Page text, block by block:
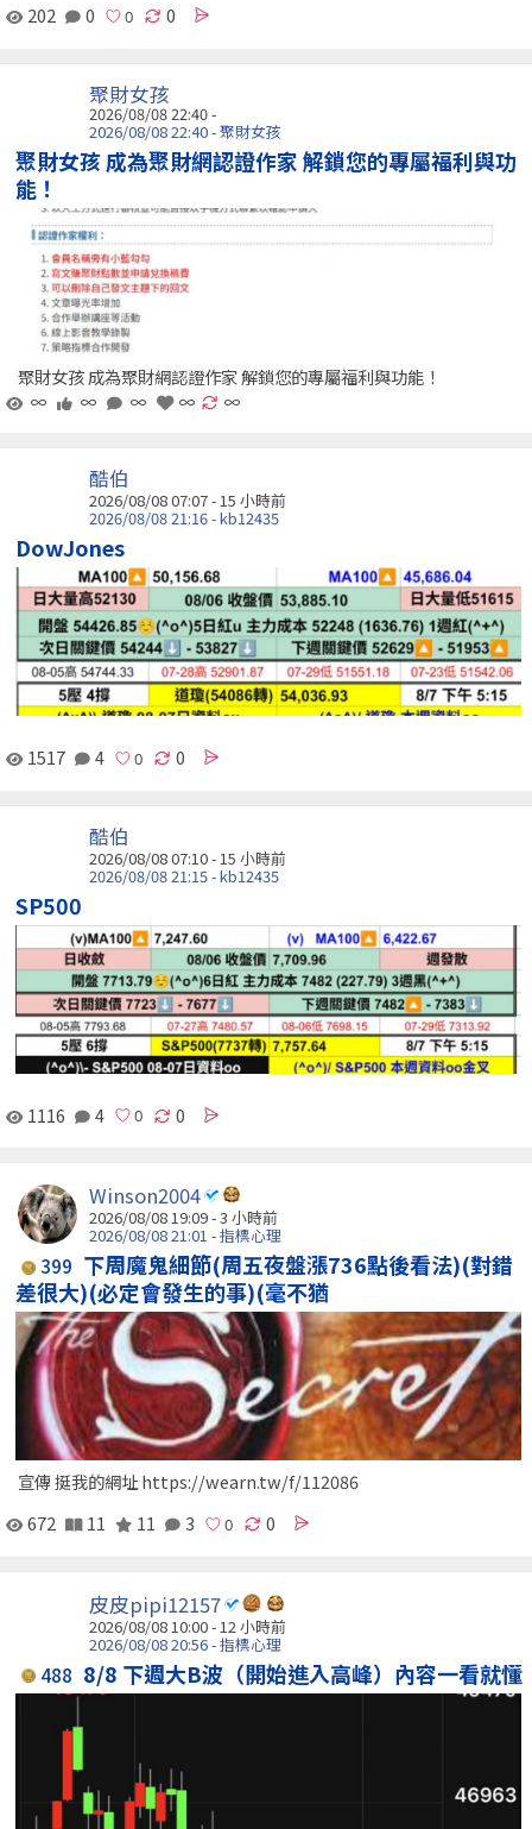
202
0 0
聚財女孩
2026/08/08 22:40 -
2026/08/08 22:40 - 聚財女孩
聚財女孩 成為聚財網認證作家 解鎖您的專屬福利與功
能！
聚財女孩 成為聚財網認證作家 解鎖您的專屬福利與功能！
∞
∞ ∞ ∞ ∞
酷伯
2026/08/08 07:07 -15 小時前
2026/08/08 21:16 - kb12435
DowJones
1517 4 0
酷伯
2026/08/08 07:10 -15 小時前
2026/08/08 21:15 - kb12435
SP500
1116 4 0
Winson2004
2026/08/08 19:09 -3 小時前
2026/08/08 21:01 - 指標心理
399 下周魔鬼細節(周五夜盤漲736點後看法)(對錯
差很大)(必定會發生的事)(毫不猶
宣傳 挺我的網址 https://wearn.tw/f/112086
672
11 11 3 0
皮皮pipi12157
2026/08/08 10:00 -12 小時前
2026/08/08 20:56 - 指標心理
488 8/8 下週大B波（開始進入高峰）內容一看就懂